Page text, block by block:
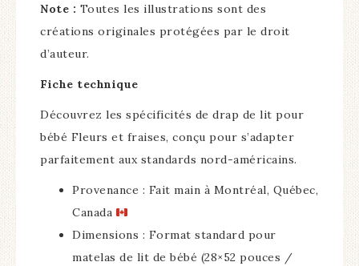
Note : Toutes les illustrations sont des
créations originales protégées par le droit
d’auteur.
Fiche technique
Découvrez les spécificités de drap de lit pour
bébé Fleurs et fraises, conçu pour s’adapter
parfaitement aux standards nord-américains.
Provenance : Fait main à Montréal, Québec,
Canada
Dimensions : Format standard pour
matelas de lit de bébé (28×52 pouces /